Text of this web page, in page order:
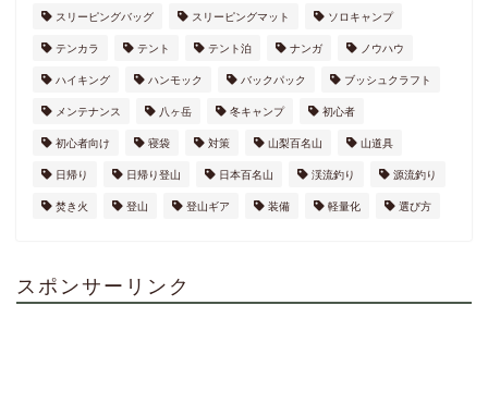
スリーピングバッグ スリーピングマット ソロキャンプ
テンカラ テント テント泊 ナンガ ノウハウ
ハイキング ハンモック バックパック ブッシュクラフト
メンテナンス 八ヶ岳 冬キャンプ 初心者
初心者向け 寝袋 対策 山梨百名山 山道具
日帰り 日帰り登山 日本百名山 渓流釣り 源流釣り
焚き火 登山 登山ギア 装備 軽量化 選び方
スポンサーリンク